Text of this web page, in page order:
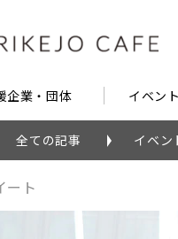
企業・団体 イベント
全ての記事 イベン
ート